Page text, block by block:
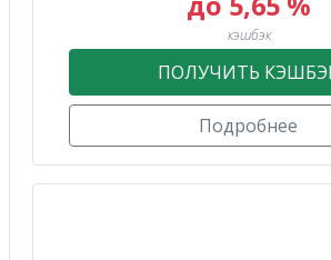
кэшбэк
ПОЛУЧИТЬ
Подробнее